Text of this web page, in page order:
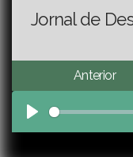
Jornal de
Anterior
Play